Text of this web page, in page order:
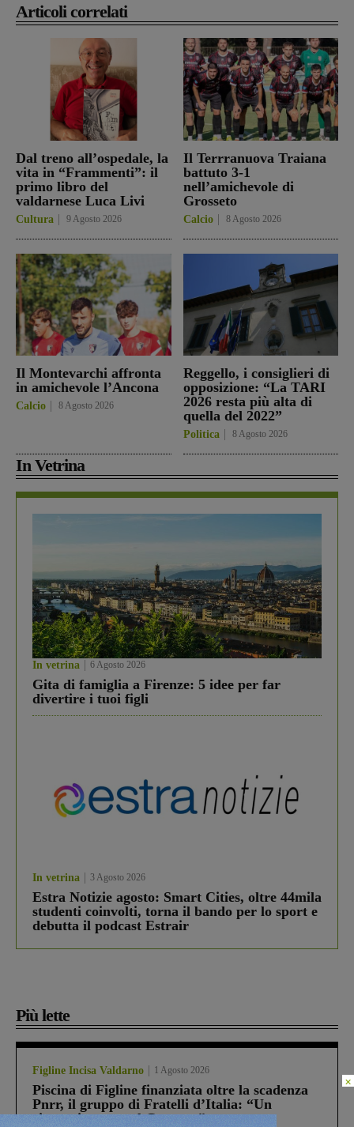
Articoli correlati
Dal treno all’ospedale, la
vita in “Frammenti”: il
primo libro del
valdarnese Luca Livi
Cultura 9 Agosto 2026
Il Terrranuova Traiana
battuto 3-1
nell’amichevole di
Grosseto
Calcio 8 Agosto 2026
Il Montevarchi affronta
in amichevole l’Ancona
Calcio 8 Agosto 2026
Reggello, i consiglieri di
opposizione: “La TARI
2026 resta più alta di
quella del 2022”
Politica 8 Agosto 2026
In Vetrina
In vetrina 6 Agosto 2026
Gita di famiglia a Firenze: 5 idee per far
divertire i tuoi figli
In vetrina 3 Agosto 2026
Estra Notizie agosto: Smart Cities, oltre 44mila
studenti coinvolti, torna il bando per lo sport e
debutta il podcast Estrair
Più lette
Figline Incisa Valdarno 1 Agosto 2026
Piscina di Figline finanziata oltre la scadenza
Pnrr, il gruppo di Fratelli d’Italia: “Un
ringraziamento al Governo”
×